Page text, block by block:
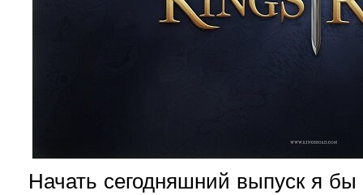
Начать сегодняшний выпуск я